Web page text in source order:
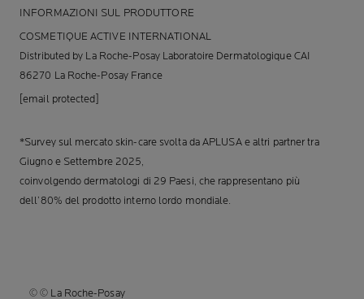
INFORMAZIONI SUL PRODUTTORE
COSMETIQUE ACTIVE INTERNATIONAL
Distributed by La Roche-Posay Laboratoire Dermatologique CAI
86270 La Roche-Posay France
[email protected]
*Survey sul mercato skin-care svolta da APLUSA e altri partner tra
Giugno e Settembre 2025,
coinvolgendo dermatologi di 29 Paesi, che rappresentano più
dell’80% del prodotto interno lordo mondiale.
© © La Roche-Posay